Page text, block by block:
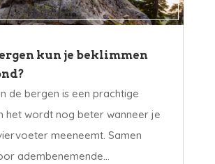
kun je beklimmen
de bergen is een prachtige
het wordt nog beter wanneer je
meeneemt. Samen
adembenemende...